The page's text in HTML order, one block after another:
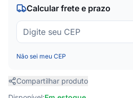
Calcular frete e prazo
Não sei meu CEP
Compartilhar produto